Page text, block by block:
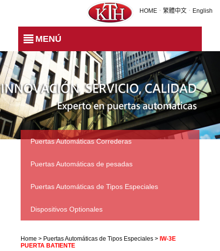
IW-3E PUERTA BATIENTE
HOME ． 繁體中文 ． English
MENÚ
Puertas Automáticas Correderas
Puertas Automáticas de pesadas
Puertas Automáticas de Tipos Especiales
Dispositivos Optionales
Home > Puertas Automáticas de Tipos Especiales > IW-3E
PUERTA BATIENTE